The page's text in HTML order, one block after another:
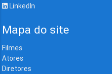
LinkedIn
Mapa do site
Filmes
Atores
Diretores